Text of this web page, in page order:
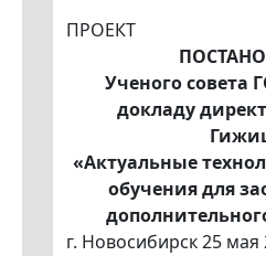
ПРОЕКТ
Ученого совета
докладу
«Актуальные
обучения для
г. Новосибирск 25 мая